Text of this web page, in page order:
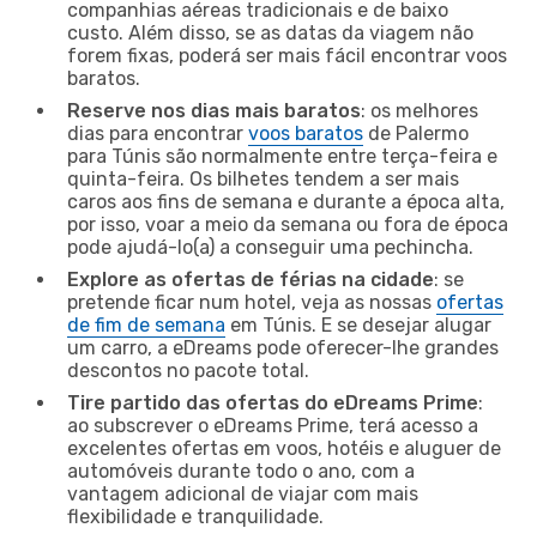
companhias aéreas tradicionais e de baixo
custo. Além disso, se as datas da viagem não
forem fixas, poderá ser mais fácil encontrar voos
baratos.
Reserve nos dias mais baratos: os melhores
dias para encontrar voos baratos de Palermo
para Túnis são normalmente entre terça-feira e
quinta-feira. Os bilhetes tendem a ser mais
caros aos fins de semana e durante a época alta,
por isso, voar a meio da semana ou fora de época
pode ajudá-lo(a) a conseguir uma pechincha.
Explore as ofertas de férias na cidade: se
pretende ficar num hotel, veja as nossas ofertas
de fim de semana em Túnis. E se desejar alugar
um carro, a eDreams pode oferecer-lhe grandes
descontos no pacote total.
Tire partido das ofertas do eDreams Prime:
ao subscrever o eDreams Prime, terá acesso a
excelentes ofertas em voos, hotéis e aluguer de
automóveis durante todo o ano, com a
vantagem adicional de viajar com mais
flexibilidade e tranquilidade.